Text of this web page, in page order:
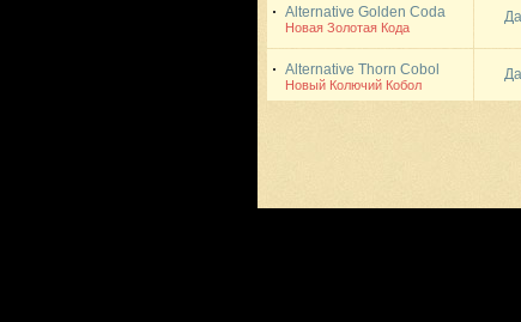
Alternative Golden Coda
Новая Золотая Кода
Да
Alternative Thorn Cobol
Новый Колючий Кобол
Да